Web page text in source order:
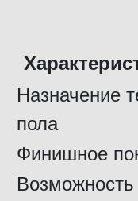
Назначение
пола
Финишное
Возможность